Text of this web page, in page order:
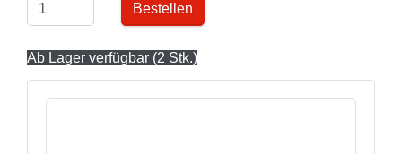
Bestellen
Ab Lager verfügbar (2 Stk.)